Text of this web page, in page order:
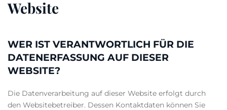
Website
WER IST VERANTWORTLICH FÜR DIE
DATENERFASSUNG AUF DIESER
WEBSITE?
Die Datenverarbeitung auf dieser Website erfolgt durch
den Websitebetreiber. Dessen Kontaktdaten können Sie